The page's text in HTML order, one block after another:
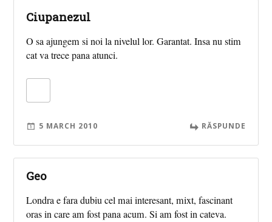
Ciupanezul
O sa ajungem si noi la nivelul lor. Garantat. Insa nu stim
cat va trece pana atunci.
5 MARCH 2010 RĂSPUNDE
Geo
Londra e fara dubiu cel mai interesant, mixt, fascinant
oras in care am fost pana acum. Si am fost in cateva.